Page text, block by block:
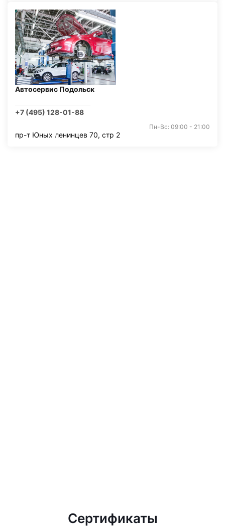
Автосервис Подольск
+7 (495) 128-01-88
Пн-Вс: 09:00 - 21:00
пр-т Юных ленинцев 70, стр 2
Сертификаты